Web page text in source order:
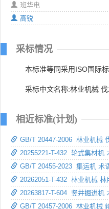
班华电
高锐
采标情况
本标准等同采用ISO国际
采标中文名称:林业机械
相近标准(计划)
GB/T 20447-2006 林业机械
20255221-T-432 轮式集材机
GB/T 20455-2023 集运机 术
20262051-T-432 林业机械
20263817-T-604 竖井掘进机
GB/T 20457-2006 林业机械